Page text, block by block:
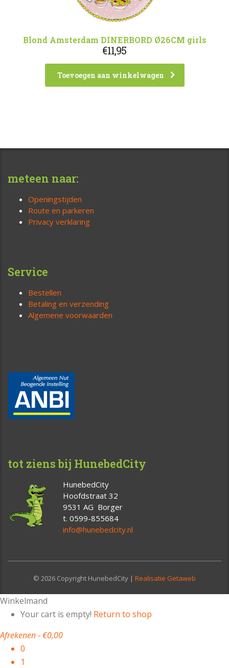
Blond Amsterdam DINERBORD Ø26CM girls
€11,95
Toevoegen aan winkelwagen
meteen naar:
Openingstijden
Route en parkeren
Privacy verklaring
Service
Bestellen
Betaling en verzending
Algemene voorwaarden
tot ziens bij HunebedCity
HunebedCity
Hoofdstraat 32
9531 AG Borger
t. 0599-855684
info@hunebedcity.nl
© 2026 Copyright HunebedCity | Realisatie Getaweb
Winkelmand
Your cart is empty! Return to shop
Afrekenen-€0,00
0
1